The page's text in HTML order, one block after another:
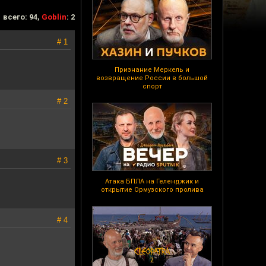
Признание Меркель и
возвращение России в большой
спорт
Атака БПЛА на Геленджик и
открытие Ормузского пролива
всего: 94, Goblin: 2
# 1
# 2
# 3
# 4